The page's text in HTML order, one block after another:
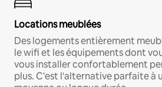
Locations meublées
Des logements entièrement
le wifi et les équipements dont
vous installer confortablement
plus. C'est l'alternative parfaite à